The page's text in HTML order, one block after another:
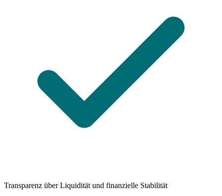
Transparenz über Liquidität und finanzielle Stabilität